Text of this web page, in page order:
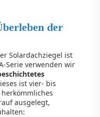
der
Solardachziegel ist
Serie verwenden wir
ist vier- bis
ausgelegt,